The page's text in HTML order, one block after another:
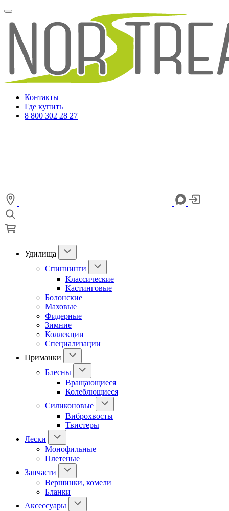
Контакты
Где купить
8 800 302 28 27
Удилища
Спиннинги
Классические
Кастинговые
Болонские
Маховые
Фидерные
Зимние
Коллекции
Специализации
Приманки
Блесны
Вращающиеся
Колеблющиеся
Силиконовые
Виброхвосты
Твистеры
Лески
Монофильные
Плетеные
Запчасти
Вершинки, комели
Бланки
Аксессуары